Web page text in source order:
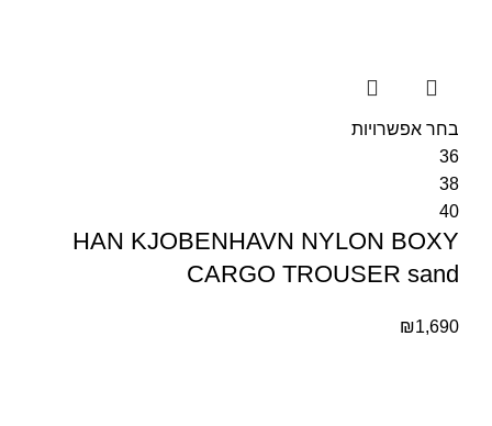
בחר אפשרויות
36
38
40
HAN KJOBENHAVN NYLON BOXY
CARGO TROUSER sand
₪1,690